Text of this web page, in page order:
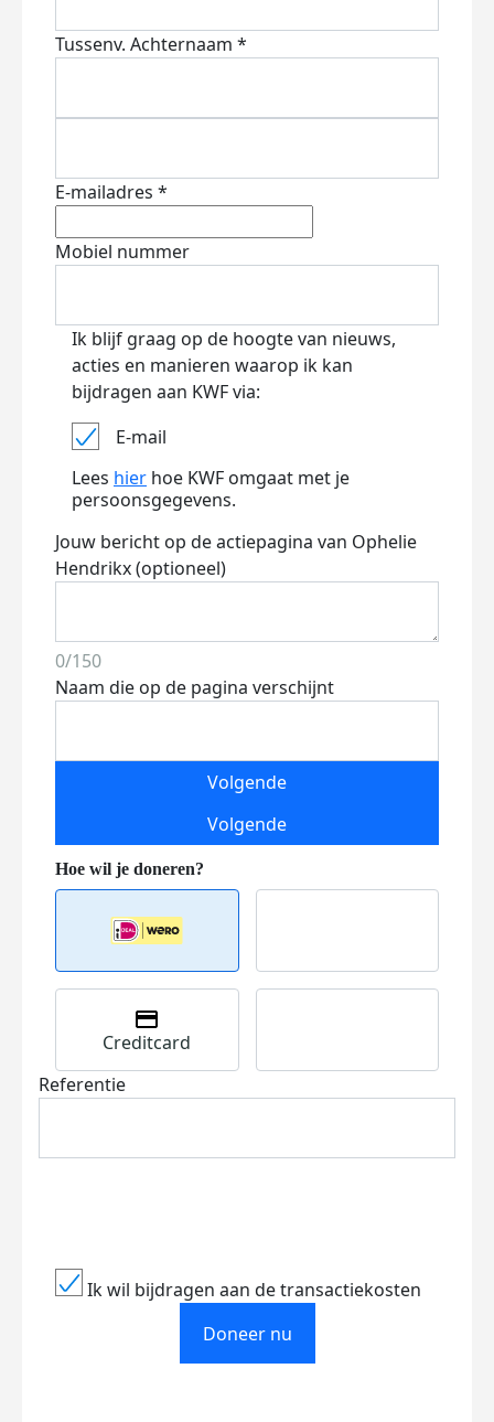
Tussenv. Achternaam *
E-mailadres *
Mobiel nummer
Ik blijf graag op de hoogte van nieuws,
acties en manieren waarop ik kan
bijdragen aan KWF via:
E-mail
Lees hier hoe KWF omgaat met je
persoonsgegevens.
Jouw bericht op de actiepagina van Ophelie
Hendrikx (optioneel)
0/150
Naam die op de pagina verschijnt
Volgende
Volgende
Creditcard
Referentie
Ik wil bijdragen aan de transactiekosten
Doneer nu